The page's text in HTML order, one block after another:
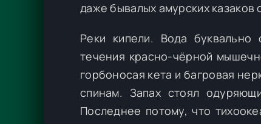
даже бывалых амурских казаков
Реки кипели. Вода
течения красно-чёрной
горбоносая кета и багровая
спинам. Запах стоял
Последнее потому, что